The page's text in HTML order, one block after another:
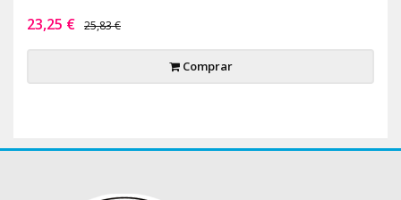
23,25 € 25,83 €
Comprar